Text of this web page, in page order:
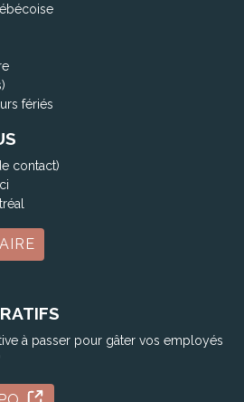
fériés
contact)
à passer pour gâter vos employés